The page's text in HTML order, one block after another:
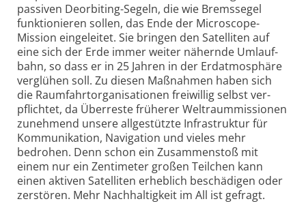
passiven Deorbiting-Segeln, die wie Brems­segel
funk­tio­nieren sollen, das Ende der Micro­scope-
Mission ein­ge­leitet. Sie bringen den Satel­liten auf
eine sich der Erde immer weiter nähernde Umlauf­
bahn, so dass er in 25 Jahren in der Erd­atmo­sphäre
ver­glühen soll. Zu diesen Maß­nahmen haben sich
die Raum­fahrt­organi­sa­tionen frei­willig selbst ver­
pflichtet, da Über­reste früherer Welt­raum­missionen
zunehmend unsere allge­stützte Infra­struktur für
Kommu­ni­ka­tion, Navi­ga­tion und vieles mehr
bedrohen. Denn schon ein Zusammen­stoß mit
einem nur ein Zenti­meter großen Teil­chen kann
einen aktiven Satel­liten erheb­lich beschädigen oder
zer­stören. Mehr Nach­haltig­keit im All ist gefragt.